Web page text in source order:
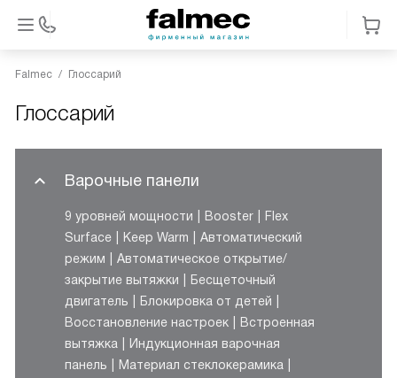
Falmec Глоссарий
Глоссарий
Варочные панели
9 уровней мощности Booster
Flex
Surface
Keep Warm
Автоматический
режим
Автоматическое открытие/
закрытие вытяжки
Бесщеточный
двигатель
Блокировка от детей
Восстановление настроек
Встроенная
вытяжка
Индукционная варочная
панель
Материал стеклокерамика